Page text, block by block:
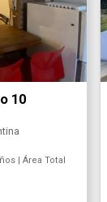
10
| Área Total